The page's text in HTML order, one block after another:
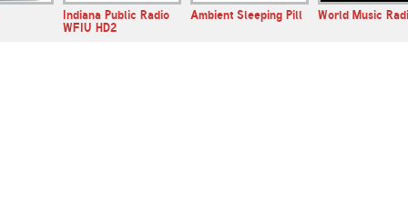
Indiana Public Radio
WFIU HD2
Ambient Sleeping Pill World Music